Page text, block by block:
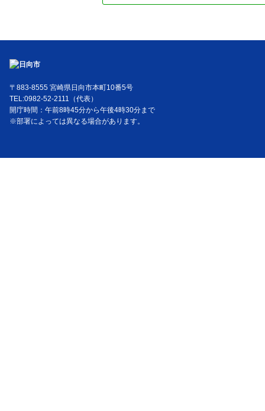
〒883-8555 宮崎県日向市本町10番5号
TEL:0982-52-2111（代表）
開庁時間：午前8時45分から午後4時30分まで
※部署によっては異なる場合があります。